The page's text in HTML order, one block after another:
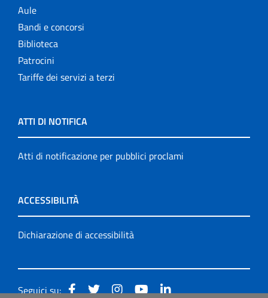
Aule
Bandi e concorsi
Biblioteca
Patrocini
Tariffe dei servizi a terzi
ATTI DI NOTIFICA
Atti di notificazione per pubblici proclami
ACCESSIBILITÀ
Dichiarazione di accessibilità
Seguici su: